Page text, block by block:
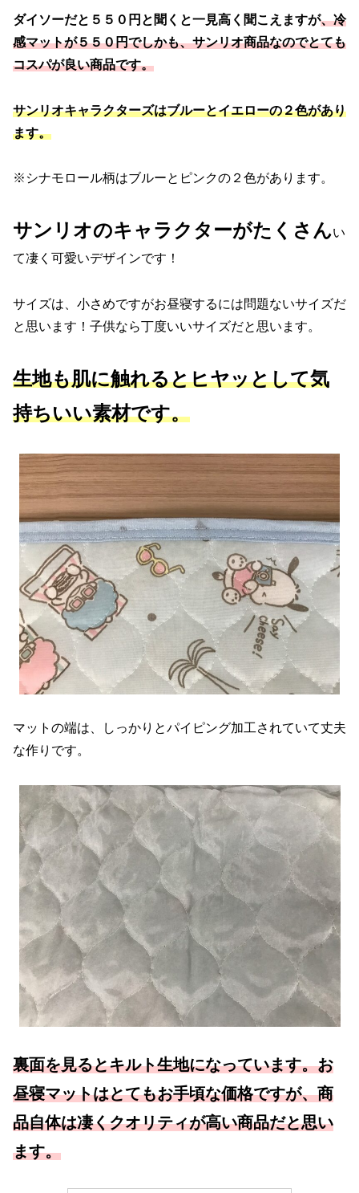
ダイソーだと５５０円と聞くと一見高く聞こえますが、冷
感マットが５５０円でしかも、サンリオ商品なのでとても
コスパが良い商品です。
サンリオキャラクターズはブルーとイエローの２色があり
ます。
※シナモロール柄はブルーとピンクの２色があります。
サンリオのキャラクターがたくさんい
て凄く可愛いデザインです！
サイズは、小さめですがお昼寝するには問題ないサイズだ
と思います！子供なら丁度いいサイズだと思います。
生地も肌に触れるとヒヤッとして気
持ちいい素材です。
マットの端は、しっかりとパイピング加工されていて丈夫
な作りです。
裏面を見るとキルト生地になっています。お
昼寝マットはとてもお手頃な価格ですが、商
品自体は凄くクオリティが高い商品だと思い
ます。